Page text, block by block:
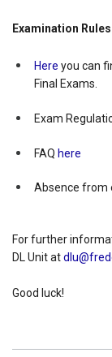
Examination
Here you can
Final Exams.
Exam
FAQhere
Absence from
For further
DL Unit at
Good luck!